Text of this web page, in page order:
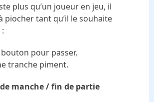
plus qu’un joueur en jeu, il
piocher tant qu’il le souhaite
pour passer,
tranche piment.
manche / fin de partie